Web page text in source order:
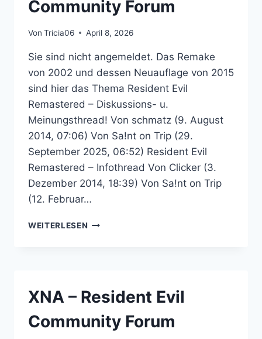
Community Forum
Von Tricia06 April 8, 2026
Sie sind nicht angemeldet. Das Remake
von 2002 und dessen Neuauflage von 2015
sind hier das Thema Resident Evil
Remastered – Diskussions- u.
Meinungsthread! Von schmatz (9. August
2014, 07:06) Von Sa!nt on Trip (29.
September 2025, 06:52) Resident Evil
Remastered – Infothread Von Clicker (3.
Dezember 2014, 18:39) Von Sa!nt on Trip
(12. Februar…
WEITERLESEN RESIDENT
COMMUNITY
XNA – Resident Evil
Community Forum